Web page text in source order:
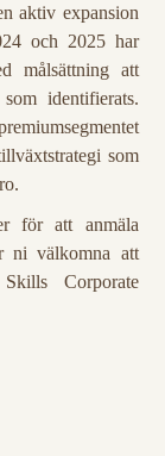
aktiv expansion
och 2025 har
målsättning att
identifierats.
som
för att anmäla
ni välkomna att
Corporate